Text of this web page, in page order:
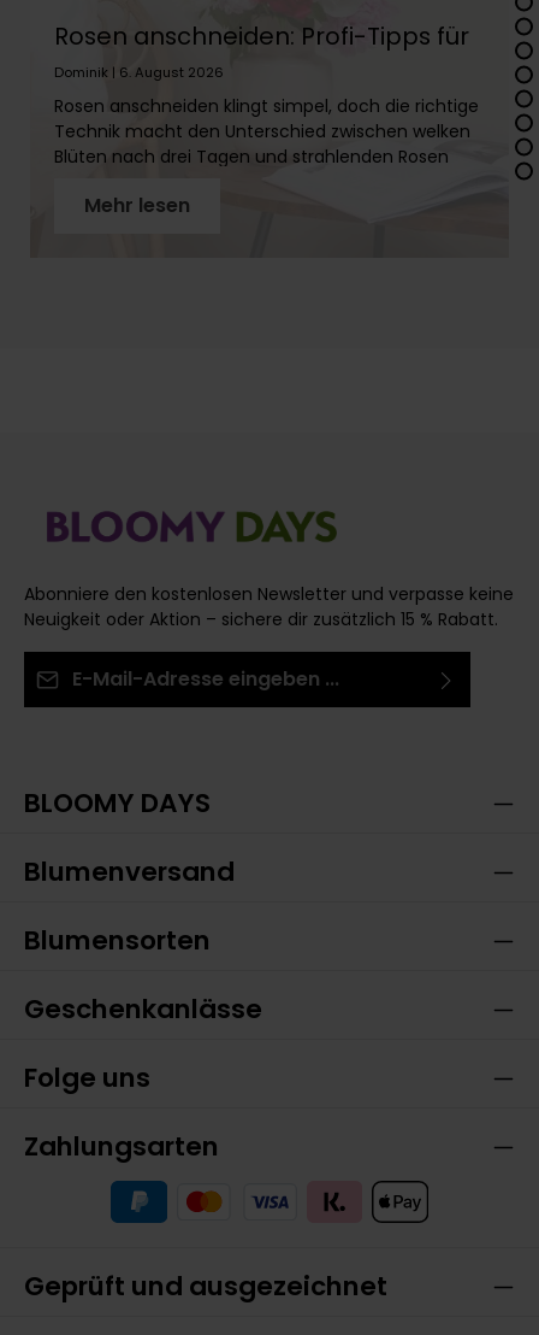
Rosen anschneiden: Profi-Tipps für
lange Frische
Dominik | 6. August 2026
Rosen anschneiden klingt simpel, doch die richtige
Technik macht den Unterschied zwischen welken
Blüten nach drei Tagen und strahlenden Rosen
Schritt für Schritt, wie Du Rosenstiele richtig
Mehr lesen
Abonniere den kostenlosen Newsletter und verpasse keine
Neuigkeit oder Aktion – sichere dir zusätzlich 15 % Rabatt.
BLOOMY DAYS
Blumenversand
Blumensorten
Geschenkanlässe
Folge uns
Zahlungsarten
Geprüft und ausgezeichnet